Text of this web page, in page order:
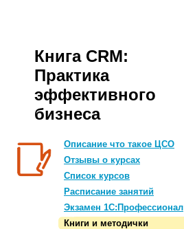
Книга CRM:
Практика
эффективного
бизнеса
Описание что такое ЦСО
Отзывы о курсах
Список курсов
Расписание занятий
Экзамен 1С:Профессионал
Книги и методички